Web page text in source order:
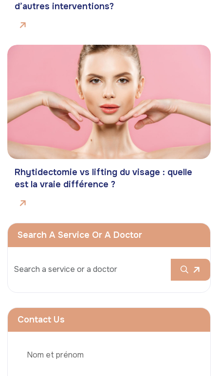
d’autres interventions?
Rhytidectomie vs lifting du visage : quelle
est la vraie différence ?
Search A Service Or A Doctor
Contact Us